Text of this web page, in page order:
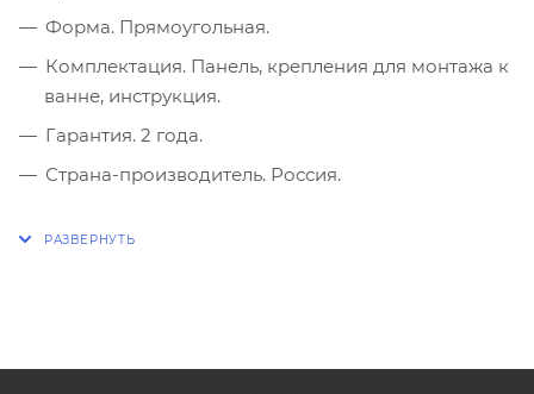
Форма. Прямоугольная.
Комплектация. Панель, крепления для монтажа к
ванне, инструкция.
Гарантия. 2 года.
Страна-производитель. Россия.